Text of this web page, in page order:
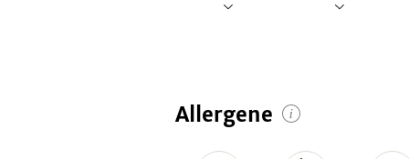
Allergene